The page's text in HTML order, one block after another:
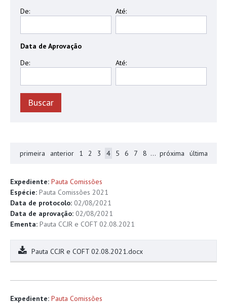
De: Até:
Data de Aprovação
De:
Até:
primeira anterior 1 2 3 4 5 6 7 8 ... próxima última
Expediente: Pauta Comissões
Espécie: Pauta Comissões 2021
Data de protocolo: 02/08/2021
Data de aprovação: 02/08/2021
Ementa: Pauta CCJR e COFT 02.08.2021
Pauta CCJR e COFT 02.08.2021.docx
Expediente: Pauta Comissões